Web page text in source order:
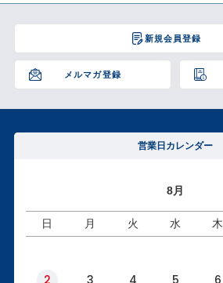
新規会員登録
メルマガ登録
営業日カレンダー
8月
日 月 火 水 木
2
3 4 5 6